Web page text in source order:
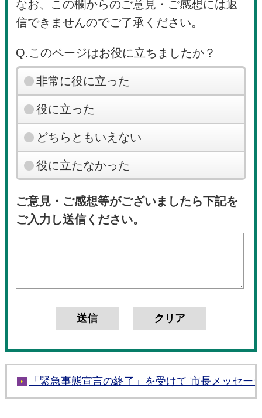
なお、この欄からのご意見・ご感想には返
信できませんのでご了承ください。
Q.このページはお役に立ちましたか？
非常に役に立った
役に立った
どちらともいえない
役に立たなかった
ご意見・ご感想等がございましたら下記を
ご入力し送信ください。
「緊急事態宣言の終了」を受けて 市長メッセー